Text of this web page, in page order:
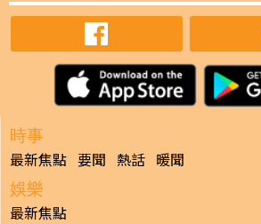
時事
最新焦點 要聞 熱話 暖聞
娛樂
最新焦點